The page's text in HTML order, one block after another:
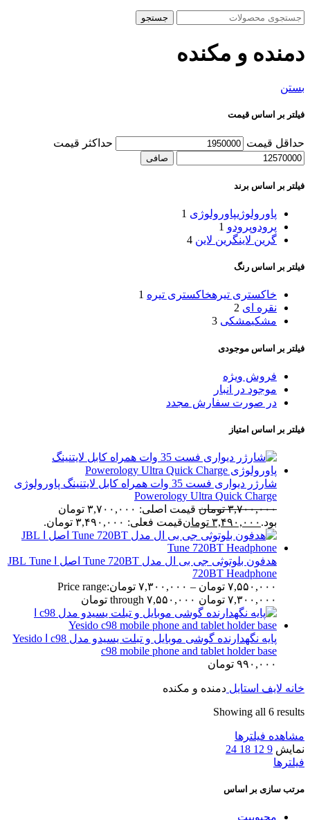
جستجو
دمنده و مکنده
بستن
فیلتر بر اساس قیمت
حداقل قیمت حداكثر قيمت
صافی
فیلتر بر اساس برند
پاورولوژیپاورولوژی 1
پرودوپرودو 1
گرین لاینگرین لاین 4
فیلتر بر اساس رنگ
خاکستری تیرهخاکستری تیره 1
نقره ای 2
مشکیمشکی 3
فیلتر بر اساس موجودی
فروش ویژه
موجود در انبار
در صورت سفارش مجدد
فیلتر بر اساس امتیاز
شارژر دیواری فست 35 وات همراه کابل لایتنینگ پاورولوژی
Powerology Ultra Quick Charge
۳,۷۰۰,۰۰۰ تومان
قیمت اصلی: ۳,۷۰۰,۰۰۰ تومان
بود. ۳,۴۹۰,۰۰۰ تومانقیمت فعلی: ۳,۴۹۰,۰۰۰ تومان.
هدفون بلوتوثی جی بی ال مدل Tune 720BT اصل ا JBL Tune
720BT Headphone
۷,۵۵۰,۰۰۰ تومان – ۷,۳۰۰,۰۰۰ تومانPrice range:
۷,۳۰۰,۰۰۰ تومان through ۷,۵۵۰,۰۰۰ تومان
پایه نگهدارنده گوشی موبایل و تبلت یسیدو مدل c98 ا Yesido
c98 mobile phone and tablet holder base
۹۹۰,۰۰۰ تومان
خانه لایف استایل دمنده و مکنده
Showing all 6 results
مشاهده فیلترها
نمایش 9
12
18
24
فیلترها
مرتب سازی بر اساس
محبوبیت